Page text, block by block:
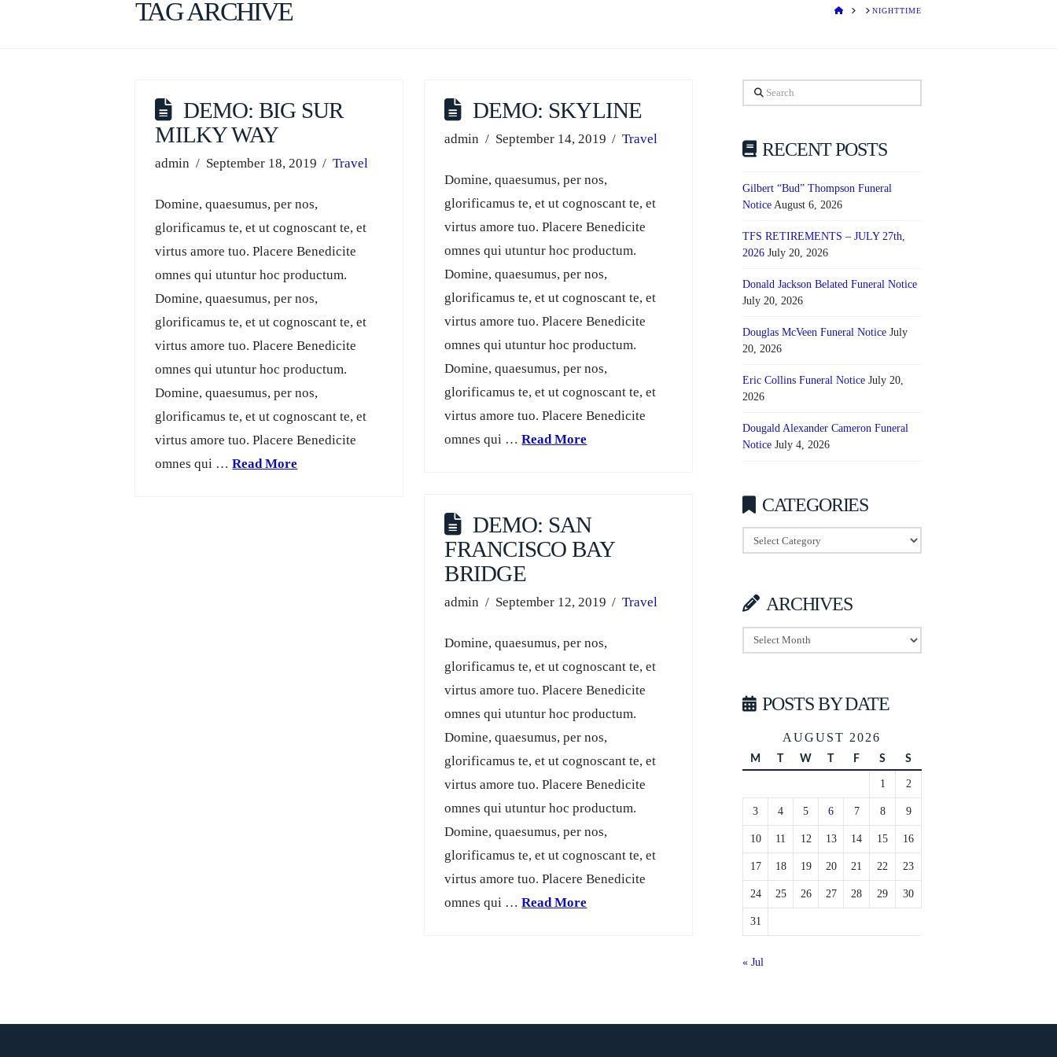
TAG ARCHIVE HOME NIGHTTIME
DEMO: BIG SUR
MILKY WAY
admin September 18, 2019 Travel
Domine, quaesumus, per nos,
glorificamus te, et ut cognoscant te, et
virtus amore tuo. Placere Benedicite
omnes qui utuntur hoc productum.
Domine, quaesumus, per nos,
glorificamus te, et ut cognoscant te, et
virtus amore tuo. Placere Benedicite
omnes qui utuntur hoc productum.
Domine, quaesumus, per nos,
glorificamus te, et ut cognoscant te, et
virtus amore tuo. Placere Benedicite
omnes qui …Read More
DEMO: SKYLINE
admin September 14, 2019 Travel
Domine, quaesumus, per nos,
glorificamus te, et ut cognoscant te, et
virtus amore tuo. Placere Benedicite
omnes qui utuntur hoc productum.
Domine, quaesumus, per nos,
glorificamus te, et ut cognoscant te, et
virtus amore tuo. Placere Benedicite
omnes qui utuntur hoc productum.
Domine, quaesumus, per nos,
glorificamus te, et ut cognoscant te, et
virtus amore tuo. Placere Benedicite
omnes qui …Read More
DEMO: SAN
FRANCISCO BAY
BRIDGE
admin September 12, 2019 Travel
Domine, quaesumus, per nos,
glorificamus te, et ut cognoscant te, et
virtus amore tuo. Placere Benedicite
omnes qui utuntur hoc productum.
Domine, quaesumus, per nos,
glorificamus te, et ut cognoscant te, et
virtus amore tuo. Placere Benedicite
omnes qui utuntur hoc productum.
Domine, quaesumus, per nos,
glorificamus te, et ut cognoscant te, et
virtus amore tuo. Placere Benedicite
omnes qui …Read More
Search
RECENT POSTS
Gilbert “Bud” Thompson Funeral
Notice August 6, 2026
TFS RETIREMENTS – JULY 27th,
2026 July 20, 2026
Donald Jackson Belated Funeral Notice
July 20, 2026
Douglas McVeen Funeral Notice July
20, 2026
Eric Collins Funeral Notice July 20,
2026
Dougald Alexander Cameron Funeral
Notice July 4, 2026
CATEGORIES
Categories
ARCHIVES
Archives
POSTS BY DATE
AUGUST 2026
M T W T F S S
1 2
3 4 5 6 7 8 9
10 11 12 13 14 15 16
17 18 19 20 21 22 23
24 25 26 27 28 29 30
31
« Jul